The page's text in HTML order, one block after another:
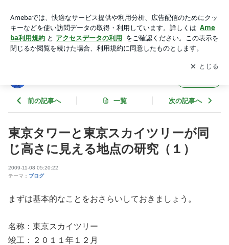
（１） | 東京スカイツリーファンクラブブログ
アプリをダウンロードして ブログの更新通知
を受け取りまし
ょう。
開く
前の記事へ 一覧 次の記事へ
東京タワーと東京スカイツリーが同
じ高さに見える地点の研究（１）
2009-11-08 05:20:22
テーマ： ブログ
まずは基本的なことをおさらいしておきましょう。
名称：東京スカイツリー
竣工：２０１１年１２月